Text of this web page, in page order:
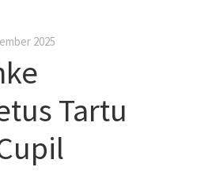
2025
Tartu